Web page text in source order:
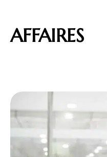
AFFAIRES